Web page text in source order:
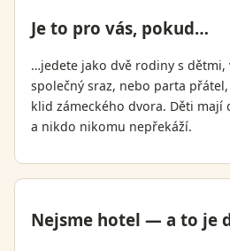
Je to pro vás, pokud…
…jedete jako dvě rodiny s dětmi,
společný sraz, nebo parta
klid zámeckého dvora. Děti
a nikdo nikomu nepřekáží.
Nejsme hotel — a to je